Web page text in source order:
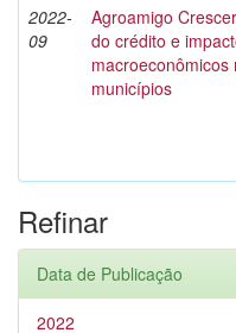
2022-
09
Agroamigo
do crédito e
macroeconômicos
municípios
Refinar
Data de Publicação
2022